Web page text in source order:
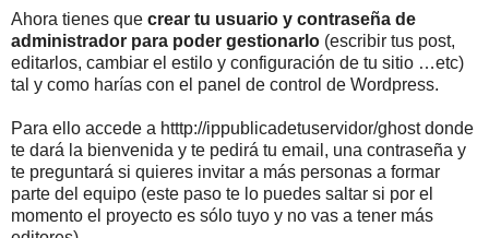
Ahora tienes que crear tu usuario y contraseña de
administrador para poder gestionarlo (escribir tus post,
editarlos, cambiar el estilo y configuración de tu sitio …etc)
tal y como harías con el panel de control de Wordpress.
Para ello accede a htttp://ippublicadetuservidor/ghost donde
te dará la bienvenida y te pedirá tu email, una contraseña y
te preguntará si quieres invitar a más personas a formar
parte del equipo (este paso te lo puedes saltar si por el
momento el proyecto es sólo tuyo y no vas a tener más